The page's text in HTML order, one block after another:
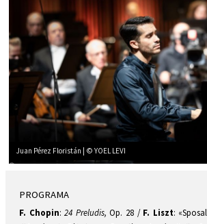
Juan Pérez Floristán | © YOEL LEVI
PROGRAMA
F. Chopin:24 Preludis,Op. 28 / F. Liszt: